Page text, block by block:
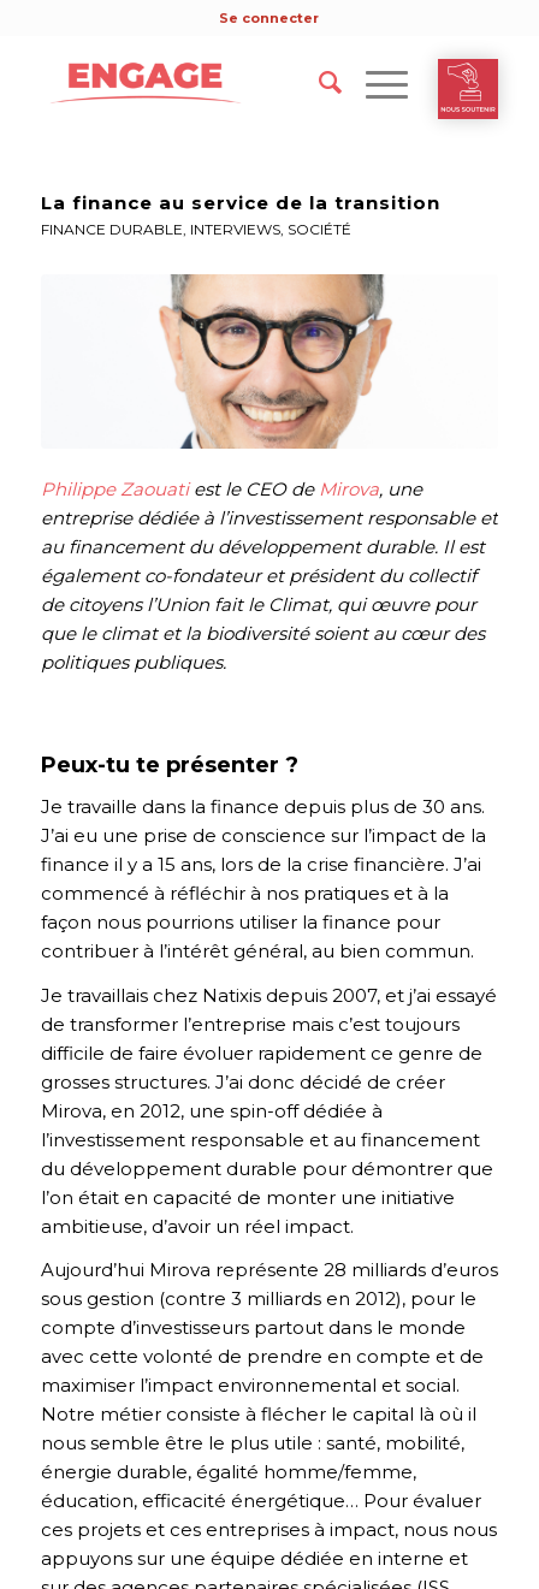
Se connecter
La finance au service de la transition
FINANCE DURABLE, INTERVIEWS, SOCIÉTÉ
Philippe Zaouatiest le CEO de Mirova, une
entreprise dédiée à l’investissement responsable et
au financement du développement durable. Il est
également co-fondateur et président du collectif
de citoyens l’Union fait le Climat, qui œuvre pour
que le climat et la biodiversité soient au cœur des
politiques publiques.
Peux-tu te présenter ?
Je travaille dans la finance depuis plus de 30 ans.
J’ai eu une prise de conscience sur l’impact de la
finance il y a 15 ans, lors de la crise financière. J’ai
commencé à réfléchir à nos pratiques et à la
façon nous pourrions utiliser la finance pour
contribuer à l’intérêt général, au bien commun.
Je travaillais chez Natixis depuis 2007, et j’ai essayé
de transformer l’entreprise mais c’est toujours
difficile de faire évoluer rapidement ce genre de
grosses structures. J’ai donc décidé de créer
Mirova, en 2012, une spin-off dédiée à
l’investissement responsable et au financement
du développement durable pour démontrer que
l’on était en capacité de monter une initiative
ambitieuse, d’avoir un réel impact.
Aujourd’hui Mirova représente 28 milliards d’euros
sous gestion (contre 3 milliards en 2012), pour le
compte d’investisseurs partout dans le monde
avec cette volonté de prendre en compte et de
maximiser l’impact environnemental et social.
Notre métier consiste à flécher le capital là où il
nous semble être le plus utile : santé, mobilité,
énergie durable, égalité homme/femme,
éducation, efficacité énergétique… Pour évaluer
ces projets et ces entreprises à impact, nous nous
appuyons sur une équipe dédiée en interne et